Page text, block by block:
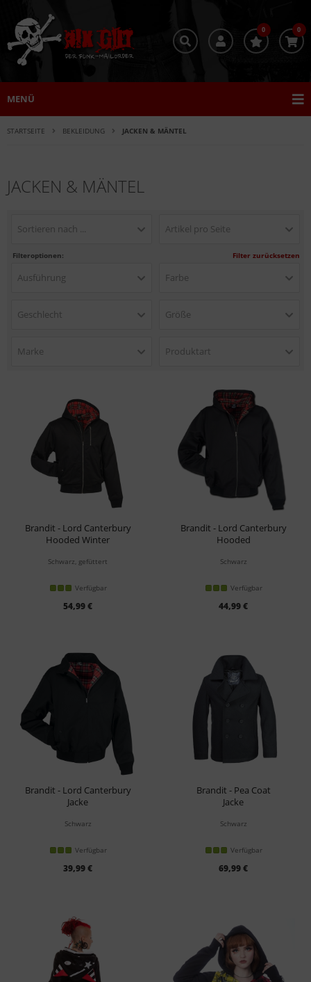
0 0
MENÜ
STARTSEITE BEKLEIDUNG JACKEN & MÄNTEL
JACKEN & MÄNTEL
Sortieren nach ... Artikel pro Seite
Filteroptionen: Filter zurücksetzen
Ausführung Farbe
Geschlecht Größe
Marke Produktart
Brandit - Lord Canterbury
Hooded Winter
Schwarz, gefüttert
Verfügbar
54,99 €
Brandit - Lord Canterbury
Hooded
Schwarz
Verfügbar
44,99 €
Brandit - Lord Canterbury
Jacke
Schwarz
Verfügbar
39,99 €
Brandit - Pea Coat
Jacke
Schwarz
Verfügbar
69,99 €